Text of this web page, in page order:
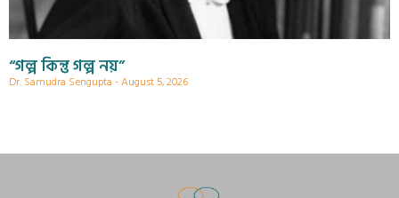
“গল্প কিন্তু গল্প নয়”
Dr. Samudra Sengupta August 5, 2026